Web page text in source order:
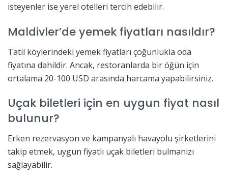
isteyenler ise yerel otelleri tercih edebilir.
Maldivler’de yemek fiyatları nasıldır?
Tatil köylerindeki yemek fiyatları çoğunlukla oda
fiyatına dahildir. Ancak, restoranlarda bir öğün için
ortalama 20-100 USD arasında harcama yapabilirsiniz.
Uçak biletleri için en uygun fiyat nasıl
bulunur?
Erken rezervasyon ve kampanyalı havayolu şirketlerini
takip etmek, uygun fiyatlı uçak biletleri bulmanızı
sağlayabilir.